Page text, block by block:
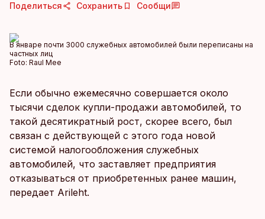
Поделиться Сохранить Сообщи
В январе почти 3000 служебных автомобилей были переписаны на
частных лиц
Foto: Raul Mee
Если обычно ежемесячно совершается около
тысячи сделок купли-продажи автомобилей, то
такой десятикратный рост, скорее всего, был
связан с действующей с этого года новой
системой налогообложения служебных
автомобилей, что заставляет предприятия
отказываться от приобретенных ранее машин,
передает Arileht.